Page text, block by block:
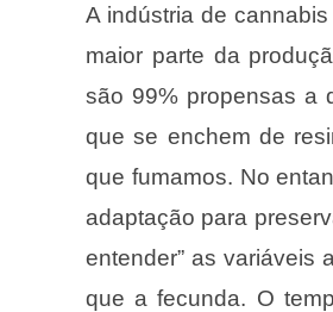
A indústria de
maior parte da
são 99% propensas a
que se enchem de
que fumamos. No
adaptação para
​​entender” as variáveis
que a fecunda. O